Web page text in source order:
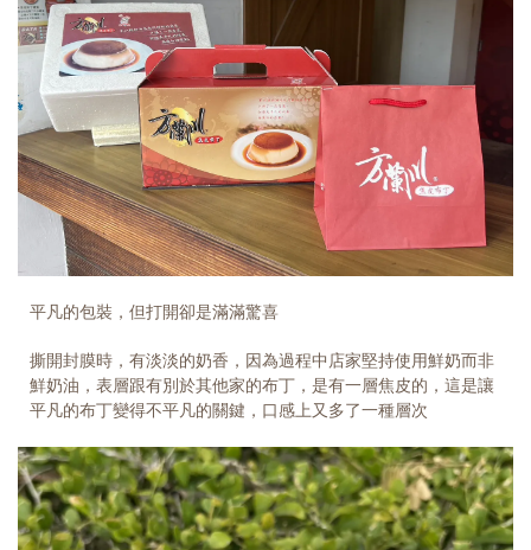
平凡的包裝，但打開卻是滿滿驚喜
撕開封膜時，有淡淡的奶香，因為過程中店家堅持使用鮮奶而非
鮮奶油，表層跟有別於其他家的布丁，是有一層焦皮的，這是讓
平凡的布丁變得不平凡的關鍵，口感上又多了一種層次